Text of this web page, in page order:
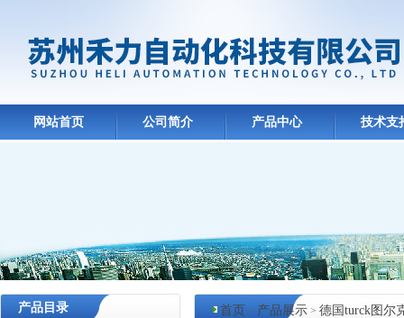
网站首页 公司简介 产品中心 技术支
产品目录 首页 > 产品展示 > 德国turck图尔